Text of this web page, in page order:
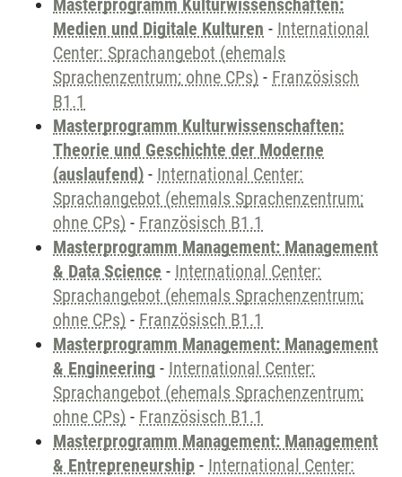
Masterprogramm Kulturwissenschaften:
Medien und Digitale Kulturen - International
Center: Sprachangebot (ehemals
Sprachenzentrum; ohne CPs) - Französisch
B1.1
Masterprogramm Kulturwissenschaften:
Theorie und Geschichte der Moderne
(auslaufend) - International Center:
Sprachangebot (ehemals Sprachenzentrum;
ohne CPs) - Französisch B1.1
Masterprogramm Management: Management
& Data Science - International Center:
Sprachangebot (ehemals Sprachenzentrum;
ohne CPs) - Französisch B1.1
Masterprogramm Management: Management
& Engineering - International Center:
Sprachangebot (ehemals Sprachenzentrum;
ohne CPs) - Französisch B1.1
Masterprogramm Management: Management
& Entrepreneurship - International Center: